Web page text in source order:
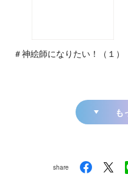
＃神絵師になりたい！（１）
も
share